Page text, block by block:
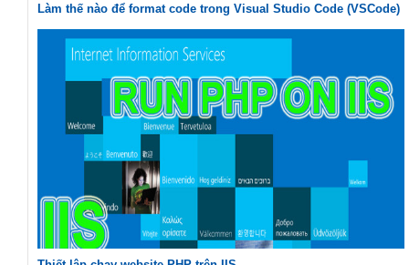
Làm thế nào để format code trong Visual Studio Code (VSCode)